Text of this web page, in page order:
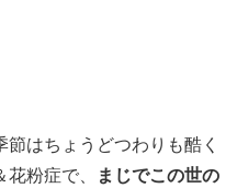
節はちょうどつわりも酷く
粉症で、
まじでこの世の